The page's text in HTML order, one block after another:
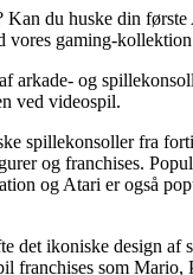
Kan du huske din
vores gaming-
arkade- og
ved videospil.
spillekonsoller fra
og franchises.
og Atari er også
det ikoniske design af
franchises som Mario,